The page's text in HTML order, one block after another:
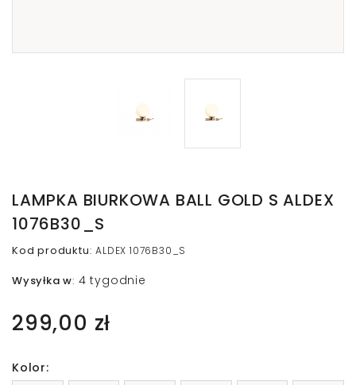
LAMPKA BIURKOWA BALL GOLD S ALDEX
1076B30_S
Kod produktu:ALDEX 1076B30_S
Wysyłka w: 4 tygodnie
299,00 zł
Kolor: